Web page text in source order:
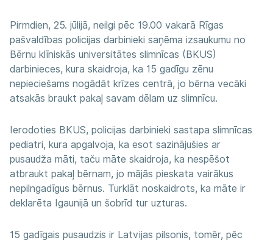
Pirmdien, 25. jūlijā, neilgi pēc 19.00 vakarā Rīgas
pašvaldības policijas darbinieki saņēma izsaukumu no
Bērnu klīniskās universitātes slimnīcas (BKUS)
darbinieces, kura skaidroja, ka 15 gadīgu zēnu
nepieciešams nogādāt krīzes centrā, jo bērna vecāki
atsakās braukt pakaļ savam dēlam uz slimnīcu.
Ierodoties BKUS, policijas darbinieki sastapa slimnīcas
pediatri, kura apgalvoja, ka esot sazinājušies ar
pusaudža māti, taču māte skaidroja, ka nespēšot
atbraukt pakaļ bērnam, jo mājās pieskata vairākus
nepilngadīgus bērnus. Turklāt noskaidrots, ka māte ir
deklarēta Igaunijā un šobrīd tur uzturas.
15 gadīgais pusaudzis ir Latvijas pilsonis, tomēr, pēc